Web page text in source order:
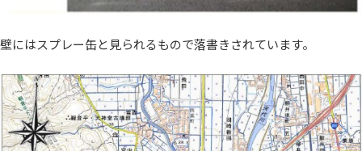
壁にはスプレー缶と見られるもので落書きされています。